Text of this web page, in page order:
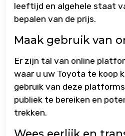
leeftijd en algehele staat
bepalen van de prijs.
Maak gebruik van
Er zijn tal van online
waar u uw Toyota te koop
gebruik van deze
publiek te bereiken en
trekken.
Wees eerlijk en